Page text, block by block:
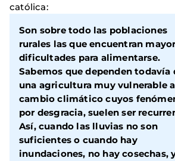
católica:
Son sobre todo las poblaciones
rurales las que encuentran
dificultades para alimentarse.
Sabemos que dependen todavía
una agricultura muy vulnerable
cambio climático cuyos
por desgracia, suelen ser
Así, cuando las lluvias no son
suficientes o cuando hay
inundaciones, no hay cosechas,